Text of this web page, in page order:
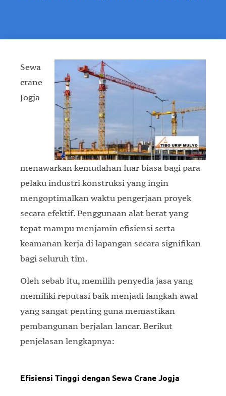
Sewa
crane
Jogja
menawarkan kemudahan luar biasa bagi para
pelaku industri konstruksi yang ingin
mengoptimalkan waktu pengerjaan proyek
secara efektif. Penggunaan alat berat yang
tepat mampu menjamin efisiensi serta
keamanan kerja di lapangan secara signifikan
bagi seluruh tim.
Oleh sebab itu, memilih penyedia jasa yang
memiliki reputasi baik menjadi langkah awal
yang sangat penting guna memastikan
pembangunan berjalan lancar. Berikut
penjelasan lengkapnya:
Efisiensi Tinggi dengan Sewa Crane Jogja